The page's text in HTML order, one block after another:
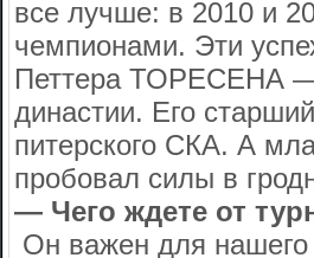
все лучше: в 2010 и
чемпионами. Эти
Петтера ТОРЕСЕНА —
династии. Его
питерского СКА. А
пробовал силы в
— Чего ждете от
Он важен для нашего